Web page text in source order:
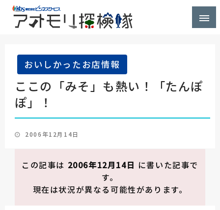
おいしかったお店情報
ここの「みそ」も熱い！「たんぽ
ぽ」！
投
日:
2006年12月14日
この記事は 2006年12月14日 に書いた記事で
す。
現在は状況が異なる可能性があります。